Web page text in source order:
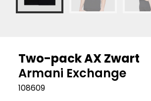
Two-pack AX Zwart
Armani Exchange
108609